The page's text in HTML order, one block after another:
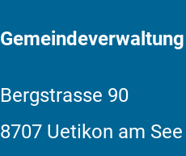
Gemeindeverwaltung
Bergstrasse 90
8707 Uetikon am See